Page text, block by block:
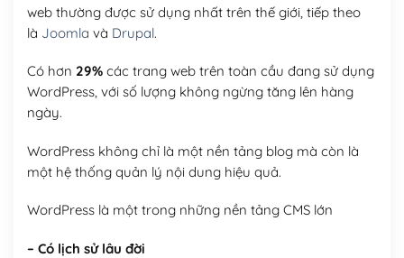
web thường được sử dụng nhất trên thế giới, tiếp theo
là Joomla và Drupal.
Có hơn 29%các trang web trên toàn cầu đang sử dụng
WordPress, với số lượng không ngừng tăng lên hàng
ngày.
WordPress không chỉ là một nền tảng blog mà còn là
một hệ thống quản lý nội dung hiệu quả.
WordPress là một trong những nền tảng CMS lớn
– Có lịch sử lâu đời